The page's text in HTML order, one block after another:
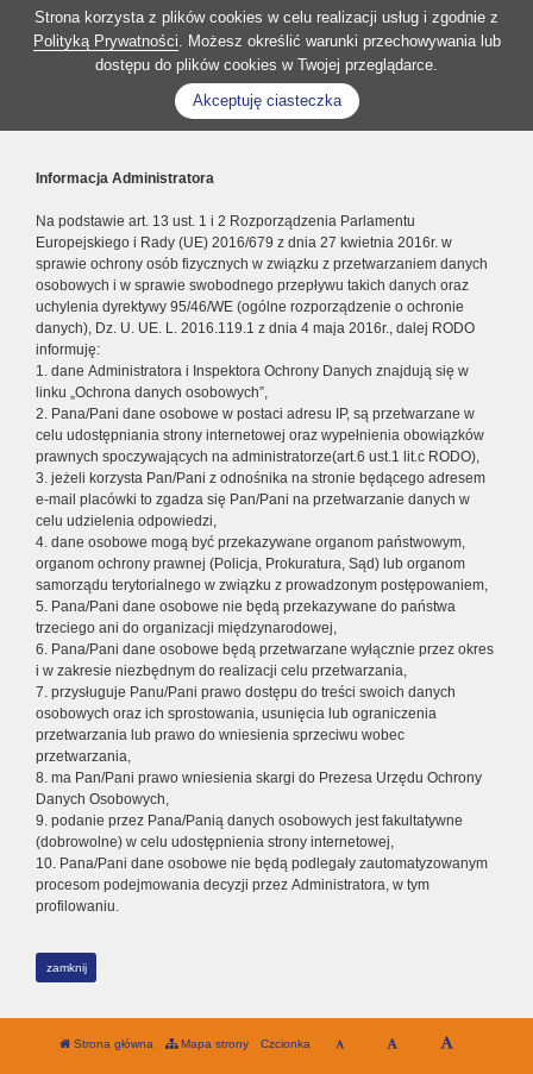
Strona korzysta z plików cookies w celu realizacji usług i zgodnie z
Polityką Prywatności. Możesz określić warunki przechowywania lub
dostępu do plików cookies w Twojej przeglądarce.
Akceptuję ciasteczka
Informacja Administratora
Na podstawie art. 13 ust. 1 i 2 Rozporządzenia Parlamentu
Europejskiego i Rady (UE) 2016/679 z dnia 27 kwietnia 2016r. w
sprawie ochrony osób fizycznych w związku z przetwarzaniem danych
osobowych i w sprawie swobodnego przepływu takich danych oraz
uchylenia dyrektywy 95/46/WE (ogólne rozporządzenie o ochronie
danych), Dz. U. UE. L. 2016.119.1 z dnia 4 maja 2016r., dalej RODO
informuję:
1. dane Administratora i Inspektora Ochrony Danych znajdują się w
linku „Ochrona danych osobowych”,
2. Pana/Pani dane osobowe w postaci adresu IP, są przetwarzane w
celu udostępniania strony internetowej oraz wypełnienia obowiązków
prawnych spoczywających na administratorze(art.6 ust.1 lit.c RODO),
3. jeżeli korzysta Pan/Pani z odnośnika na stronie będącego adresem
e-mail placówki to zgadza się Pan/Pani na przetwarzanie danych w
celu udzielenia odpowiedzi,
4. dane osobowe mogą być przekazywane organom państwowym,
organom ochrony prawnej (Policja, Prokuratura, Sąd) lub organom
samorządu terytorialnego w związku z prowadzonym postępowaniem,
5. Pana/Pani dane osobowe nie będą przekazywane do państwa
trzeciego ani do organizacji międzynarodowej,
6. Pana/Pani dane osobowe będą przetwarzane wyłącznie przez okres
i w zakresie niezbędnym do realizacji celu przetwarzania,
7. przysługuje Panu/Pani prawo dostępu do treści swoich danych
osobowych oraz ich sprostowania, usunięcia lub ograniczenia
przetwarzania lub prawo do wniesienia sprzeciwu wobec
przetwarzania,
8. ma Pan/Pani prawo wniesienia skargi do Prezesa Urzędu Ochrony
Danych Osobowych,
9. podanie przez Pana/Panią danych osobowych jest fakultatywne
(dobrowolne) w celu udostępnienia strony internetowej,
10. Pana/Pani dane osobowe nie będą podlegały zautomatyzowanym
procesom podejmowania decyzji przez Administratora, w tym
profilowaniu.
zamknij
Strona główna Mapa strony Czcionka